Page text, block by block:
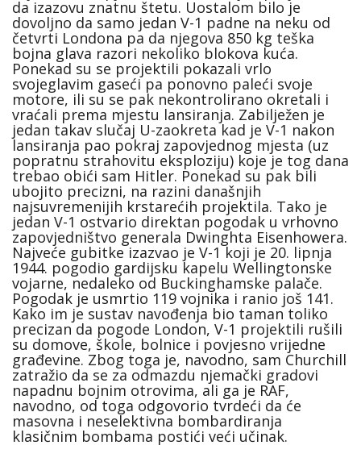
da izazovu znatnu štetu. Uostalom bilo je
dovoljno da samo jedan V-1 padne na neku od
četvrti Londona pa da njegova 850 kg teška
bojna glava razori nekoliko blokova kuća.
Ponekad su se projektili pokazali vrlo
svojeglavim gaseći pa ponovno paleći svoje
motore, ili su se pak nekontrolirano okretali i
vraćali prema mjestu lansiranja. Zabilježen je
jedan takav slučaj U-zaokreta kad je V-1 nakon
lansiranja pao pokraj zapovjednog mjesta (uz
popratnu strahovitu eksploziju) koje je tog dana
trebao obići sam Hitler. Ponekad su pak bili
ubojito precizni, na razini današnjih
najsuvremenijih krstarećih projektila. Tako je
jedan V-1 ostvario direktan pogodak u vrhovno
zapovjedništvo generala Dwinghta Eisenhowera.
Najveće gubitke izazvao je V-1 koji je 20. lipnja
1944. pogodio gardijsku kapelu Wellingtonske
vojarne, nedaleko od Buckinghamske palače.
Pogodak je usmrtio 119 vojnika i ranio još 141.
Kako im je sustav navođenja bio taman toliko
precizan da pogode London, V-1 projektili rušili
su domove, škole, bolnice i povjesno vrijedne
građevine. Zbog toga je, navodno, sam Churchill
zatražio da se za odmazdu njemački gradovi
napadnu bojnim otrovima, ali ga je RAF,
navodno, od toga odgovorio tvrdeći da će
masovna i neselektivna bombardiranja
klasičnim bombama postići veći učinak.